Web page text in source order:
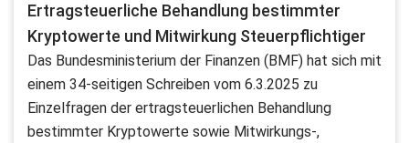
Ertragsteuerliche Behandlung bestimmter
Kryptowerte und Mitwirkung Steuerpflichtiger
Das Bundesministerium der Finanzen (BMF) hat sich mit
einem 34-seitigen Schreiben vom 6.3.2025 zu
Einzelfragen der ertragsteuerlichen Behandlung
bestimmter Kryptowerte sowie Mitwirkungs-,